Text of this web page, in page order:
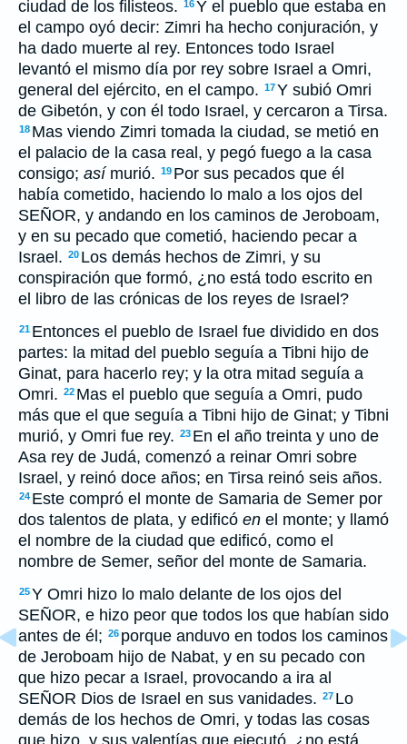
ciudad de los filisteos. 16Y el pueblo que estaba en
el campo oyó decir: Zimri ha hecho conjuración, y
ha dado muerte al rey. Entonces todo Israel
levantó el mismo día por rey sobre Israel a Omri,
general del ejército, en el campo. 17Y subió Omri
de Gibetón, y con él todo Israel, y cercaron a Tirsa.
18 Mas viendo Zimri tomada la ciudad, se metió en
el palacio de la casa real, y pegó fuego a la casa
consigo; asímurió. 19 Por sus pecados que él
había cometido, haciendo lo malo a los ojos del
SEÑOR, y andando en los caminos de Jeroboam,
y en su pecado que cometió, haciendo pecar a
Israel. 20 Los demás hechos de Zimri, y su
conspiración que formó, ¿no está todo escrito en
el libro de las crónicas de los reyes de Israel?
21 Entonces el pueblo de Israel fue dividido en dos
partes: la mitad del pueblo seguía a Tibni hijo de
Ginat, para hacerlo rey; y la otra mitad seguía a
Omri. 22 Mas el pueblo que seguía a Omri, pudo
más que el que seguía a Tibni hijo de Ginat; y Tibni
murió, y Omri fue rey. 23 En el año treinta y uno de
Asa rey de Judá, comenzó a reinar Omri sobre
Israel, y reinó doce años; en Tirsa reinó seis años.
24 Este compró el monte de Samaria de Semer por
dos talentos de plata, y edificó en el monte; y llamó
el nombre de la ciudad que edificó, como el
nombre de Semer, señor del monte de Samaria.
25Y Omri hizo lo malo delante de los ojos del
SEÑOR, e hizo peor que todos los que habían sido
antes de él; 26 porque anduvo en todos los caminos
de Jeroboam hijo de Nabat, y en su pecado con
que hizo pecar a Israel, provocando a ira al
SEÑOR Dios de Israel en sus vanidades. 27 Lo
demás de los hechos de Omri, y todas las cosas
que hizo, y sus valentías que ejecutó, ¿no está